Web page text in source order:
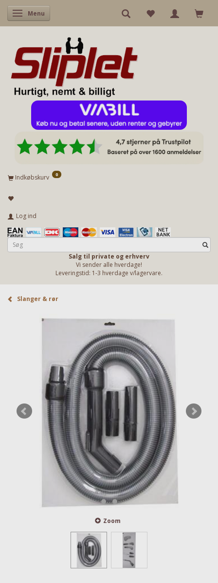
Skifte navigation
Menu
Indkøbskurv 0
Log ind
Salg til private og erhverv
Vi sender alle hverdage!
Leveringstid: 1-3 hverdage v/lagervare.
Slanger & rør
Zoom